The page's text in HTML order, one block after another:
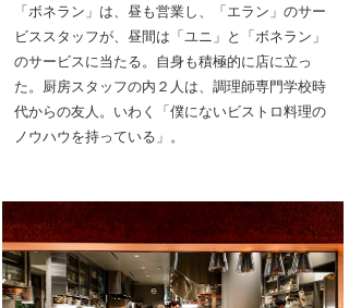
「ボネラン」は、昼も営業し、「エラン」のサー
ビススタッフが、昼間は「ユニ」と「ボネラン」
のサービスに当たる。自身も積極的に店に立っ
た。厨房スタッフの内２人は、調理師専門学校時
代からの友人。いわく「僕にないビストロ料理の
ノウハウを持っている」。